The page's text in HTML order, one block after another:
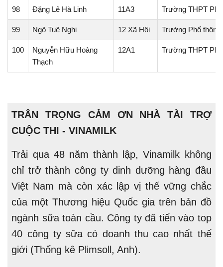
98 Đặng Lê Hà Linh 11A3 Trường THPT
99 Ngô Tuệ Nghi 12 Xã Hội Trường Phổ
100
Nguyễn Hữu Hoàng
Thạch
12A1 Trường THPT
TRÂN TRỌNG CẢM ƠN NHÀ TÀI TRỢ
CUỘC THI - VINAMILK
Trải qua 48 năm thành lập, Vinamilk không
chỉ trở thành công ty dinh dưỡng hàng đầu
Việt Nam mà còn xác lập vị thế vững chắc
của một Thương hiệu Quốc gia trên bản đồ
ngành sữa toàn cầu. Công ty đã tiến vào top
40 công ty sữa có doanh thu cao nhất thế
giới (Thống kê Plimsoll, Anh).